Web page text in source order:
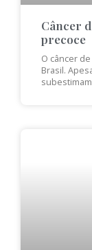
Câncer
precoce
O câncer
Brasil.